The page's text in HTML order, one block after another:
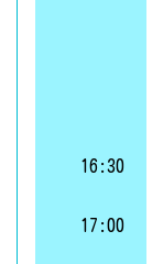
16:30
17:00